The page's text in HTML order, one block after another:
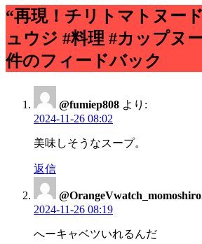
ビ
ゲ
ー
シ
“再現！チリトマトヌー
ュウジ #料理 #カップヌ
件のフィードバック
@fumiep808 より:
2024-11-26 08:02
美味しそうなスープ。
返信
2024-11-26 08:19
へーキャベツいれるんだ